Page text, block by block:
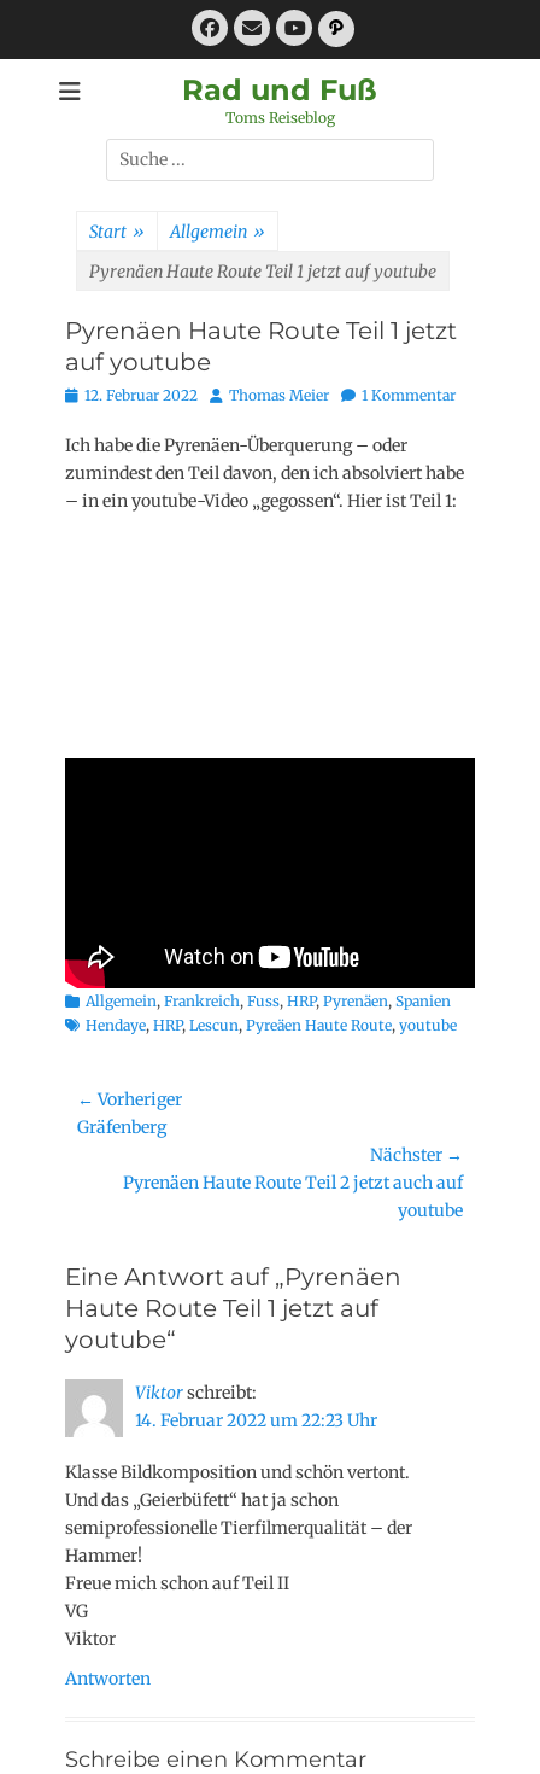
Facebook
E-
MailYouTube
Pfad
Rad und Fuß
Toms Reiseblog
Suchen
nach:
Start » Allgemein »
Pyrenäen Haute Route Teil 1 jetzt auf youtube
Pyrenäen Haute Route Teil 1 jetzt
auf youtube
Posted
12. Februar 2022 AutorThomas Meier 1 Kommentar
Ich habe die Pyrenäen-Überquerung – oder
zumindest den Teil davon, den ich absolviert habe
– in ein youtube-Video „gegossen“. Hier ist Teil 1:
Kategorien
Allgemein, Frankreich, Fuss, HRP, Pyrenäen, Spanien
Hendaye, HRP, Lescun, Pyreäen Haute Route, youtube
Beitragsnavigation
← Vorheriger
Vorheriger
Gräfenberg
Nächster →
NächsterPyrenäen Haute Route Teil 2 jetzt auch auf
youtube
Eine Antwort auf „Pyrenäen
Haute Route Teil 1 jetzt auf
youtube“
Viktorschreibt:
14. Februar 2022 um 22:23 Uhr
Klasse Bildkomposition und schön vertont.
Und das „Geierbüfett“ hat ja schon
semiprofessionelle Tierfilmerqualität – der
Hammer!
Freue mich schon auf Teil II
VG
Viktor
Antworten
Schreibe einen Kommentar